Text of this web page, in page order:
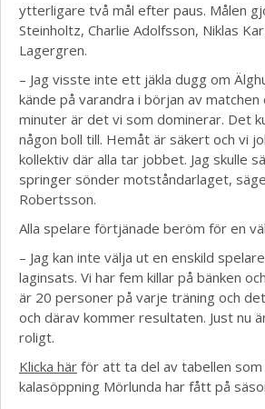
ytterligare två mål efter paus. Målen
Steinholtz, Charlie Adolfsson, Niklas
Lagergren.
– Jag visste inte ett jäkla dugg om
kände på varandra i början av
minuter är det vi som dominerar. Det
någon boll till. Hemåt är säkert och vi
kollektiv där alla tar jobbet. Jag skulle
springer sönder motståndarlaget,
Robertsson.
Alla spelare förtjänade beröm för en
– Jag kan inte välja ut en enskild
laginsats. Vi har fem killar på bänken
är 20 personer på varje träning och
och därav kommer resultaten. Just nu
roligt.
Klicka här för att ta del av tabellen som
kalasöppning Mörlunda har fått på